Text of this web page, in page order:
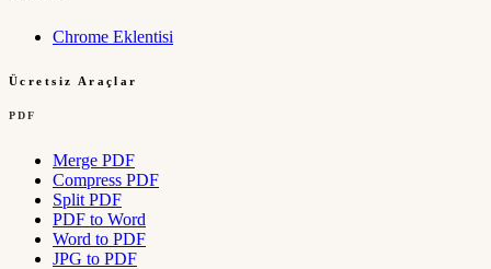
Chrome Eklentisi
Ücretsiz Araçlar
PDF
Merge PDF
Compress PDF
Split PDF
PDF to Word
Word to PDF
JPG to PDF